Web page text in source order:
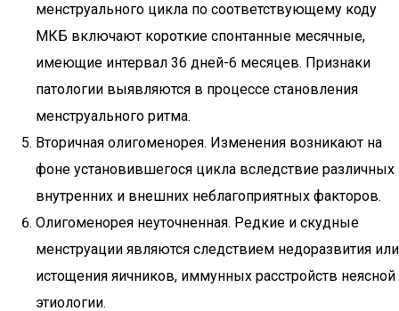
менструального цикла по соответствующему коду
МКБ включают короткие спонтанные месячные,
имеющие интервал 36 дней-6 месяцев. Признаки
патологии выявляются в процессе становления
менструального ритма.
Вторичная олигоменорея. Изменения возникают на
фоне установившегося цикла вследствие различных
внутренних и внешних неблагоприятных факторов.
Олигоменорея неуточненная. Редкие и скудные
менструации являются следствием недоразвития или
истощения яичников, иммунных расстройств неясной
этиологии.